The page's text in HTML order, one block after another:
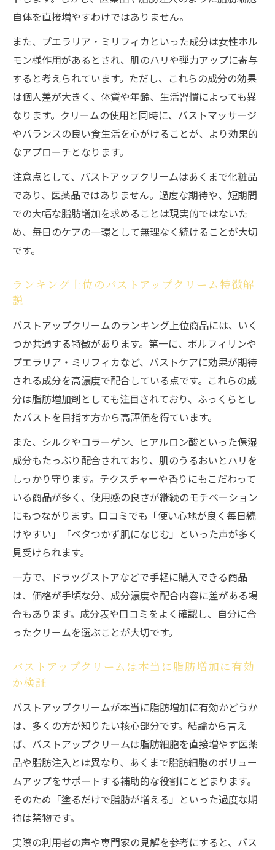
バストアップクリームを活かすセルフケア
の手順
脂肪に効くクリームとマッサージ併用のポ
イント
バストアップクリームの限界と現実的な期
待値
自宅ケアでバスト脂肪を増やすための注意
点
自体を直接増やすわけではありません。
また、プエラリア・ミリフィカといった成分は女性ホル
モン様作用があるとされ、肌のハリや弾力アップに寄与
すると考えられています。ただし、これらの成分の効果
は個人差が大きく、体質や年齢、生活習慣によっても異
なります。クリームの使用と同時に、バストマッサージ
やバランスの良い食生活を心がけることが、より効果的
なアプローチとなります。
注意点として、バストアップクリームはあくまで化粧品
であり、医薬品ではありません。過度な期待や、短期間
での大幅な脂肪増加を求めることは現実的ではないた
め、毎日のケアの一環として無理なく続けることが大切
です。
ランキング上位のバストアップクリーム特徴解
説
バストアップクリームのランキング上位商品には、いく
つか共通する特徴があります。第一に、ボルフィリンや
プエラリア・ミリフィカなど、バストケアに効果が期待
される成分を高濃度で配合している点です。これらの成
分は脂肪増加剤としても注目されており、ふっくらとし
たバストを目指す方から高評価を得ています。
また、シルクやコラーゲン、ヒアルロン酸といった保湿
成分もたっぷり配合されており、肌のうるおいとハリを
しっかり守ります。テクスチャーや香りにもこだわって
いる商品が多く、使用感の良さが継続のモチベーション
にもつながります。口コミでも「使い心地が良く毎日続
けやすい」「ベタつかず肌になじむ」といった声が多く
見受けられます。
一方で、ドラッグストアなどで手軽に購入できる商品
は、価格が手頃な分、成分濃度や配合内容に差がある場
合もあります。成分表や口コミをよく確認し、自分に合
ったクリームを選ぶことが大切です。
バストアップクリームは本当に脂肪増加に有効
か検証
バストアップクリームが本当に脂肪増加に有効かどうか
は、多くの方が知りたい核心部分です。結論から言え
ば、バストアップクリームは脂肪細胞を直接増やす医薬
品や脂肪注入とは異なり、あくまで脂肪細胞のボリュー
ムアップをサポートする補助的な役割にとどまります。
そのため「塗るだけで脂肪が増える」といった過度な期
待は禁物です。
実際の利用者の声や専門家の見解を参考にすると、バス